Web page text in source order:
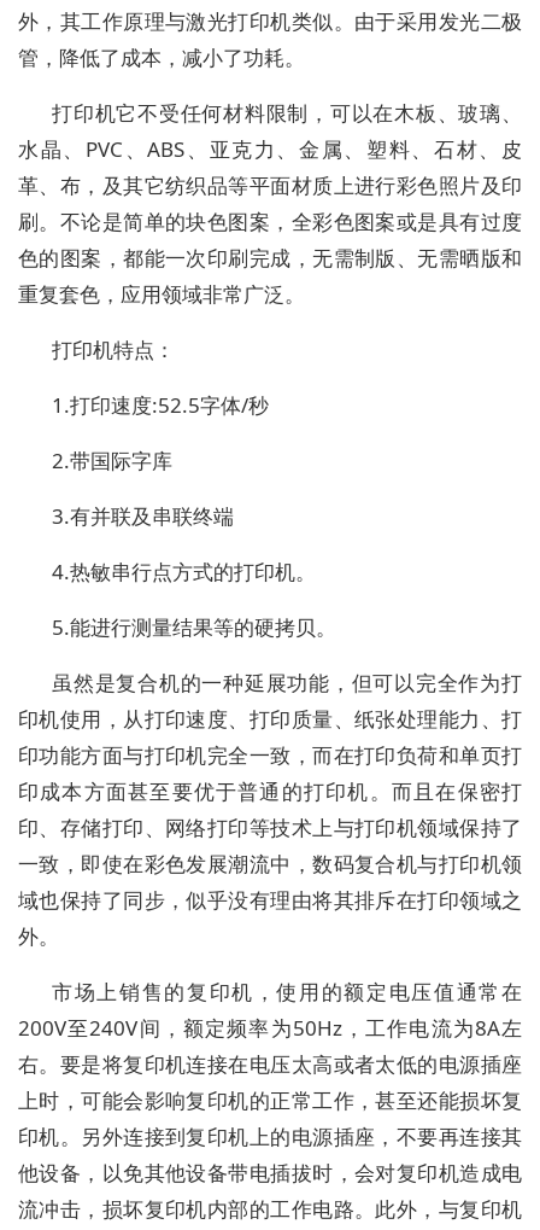
外，其工作原理与激光打印机类似。由于采用发光二极
管，降低了成本，减小了功耗。
打印机它不受任何材料限制，可以在木板、玻璃、
水晶、PVC、ABS、亚克力、金属、塑料、石材、皮
革、布，及其它纺织品等平面材质上进行彩色照片及印
刷。不论是简单的块色图案，全彩色图案或是具有过度
色的图案，都能一次印刷完成，无需制版、无需晒版和
重复套色，应用领域非常广泛。
打印机特点：
1.打印速度:52.5字体/秒
2.带国际字库
3.有并联及串联终端
4.热敏串行点方式的打印机。
5.能进行测量结果等的硬拷贝。
虽然是复合机的一种延展功能，但可以完全作为打
印机使用，从打印速度、打印质量、纸张处理能力、打
印功能方面与打印机完全一致，而在打印负荷和单页打
印成本方面甚至要优于普通的打印机。而且在保密打
印、存储打印、网络打印等技术上与打印机领域保持了
一致，即使在彩色发展潮流中，数码复合机与打印机领
域也保持了同步，似乎没有理由将其排斥在打印领域之
外。
市场上销售的复印机，使用的额定电压值通常在
200V至240V间，额定频率为50Hz，工作电流为8A左
右。要是将复印机连接在电压太高或者太低的电源插座
上时，可能会影响复印机的正常工作，甚至还能损坏复
印机。另外连接到复印机上的电源插座，不要再连接其
他设备，以免其他设备带电插拔时，会对复印机造成电
流冲击，损坏复印机内部的工作电路。此外，与复印机